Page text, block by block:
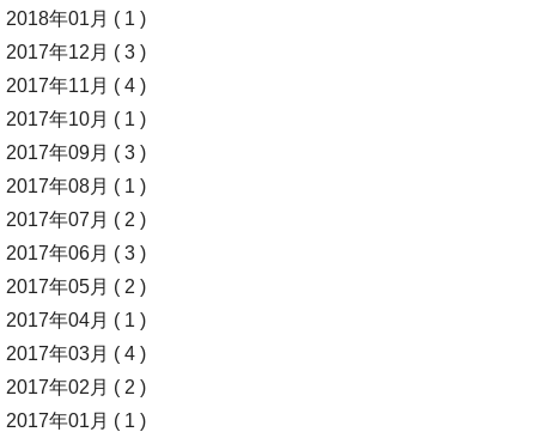
2018年01月 ( 1 )
2017年12月 ( 3 )
2017年11月 ( 4 )
2017年10月 ( 1 )
2017年09月 ( 3 )
2017年08月 ( 1 )
2017年07月 ( 2 )
2017年06月 ( 3 )
2017年05月 ( 2 )
2017年04月 ( 1 )
2017年03月 ( 4 )
2017年02月 ( 2 )
2017年01月 ( 1 )